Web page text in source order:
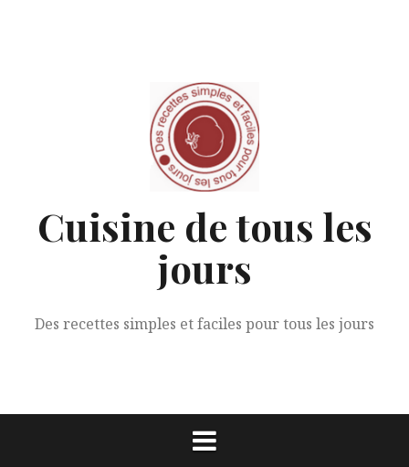
Cuisine de tous les
jours
Des recettes simples et faciles pour tous les jours